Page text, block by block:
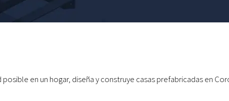
en un hogar, diseña y construye casas prefabricadas en